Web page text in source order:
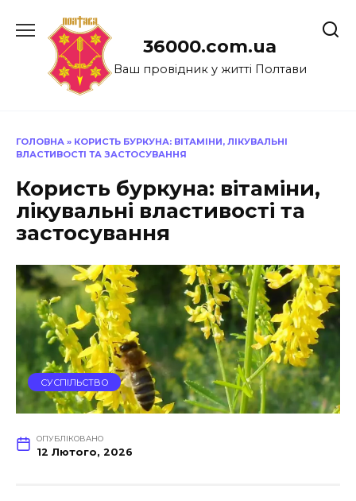
до
36000.com.ua
Ваш провідник у житті Полтави
ГОЛОВНА » КОРИСТЬ БУРКУНА: ВІТАМІНИ, ЛІКУВАЛЬНІ
ВЛАСТИВОСТІ ТА ЗАСТОСУВАННЯ
Користь буркуна: вітаміни,
лікувальні властивості та
застосування
СУСПІЛЬСТВО
ОПУБЛІКОВАНО
12 Лютого, 2026